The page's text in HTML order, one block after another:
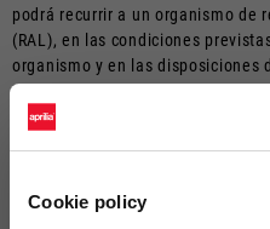
Cookie policy
podrá recurrir a un organismo de
(RAL), en las condiciones
organismo y en las disposiciones
3. En cualquier caso, el Cliente
ordinarios. Asimismo, para
corresponde al tribunal del lugar